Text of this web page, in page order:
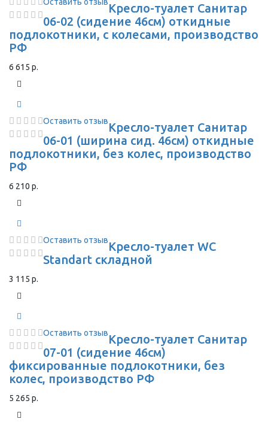
Кресло-туалет Санитар
06-02 (сидение 46см) откидные
подлокотники, с колесами, производство
РФ
6 615 р.
Оставить отзывКресло-туалет Санитар
06-01 (ширина сид. 46см) откидные
подлокотники, без колес, производство
РФ
6 210 р.
Оставить отзывКресло-туалет WC
Standart складной
3 115 р.
Оставить отзывКресло-туалет Санитар
07-01 (сидение 46см)
фиксированные подлокотники, без
колес, производство РФ
5 265 р.